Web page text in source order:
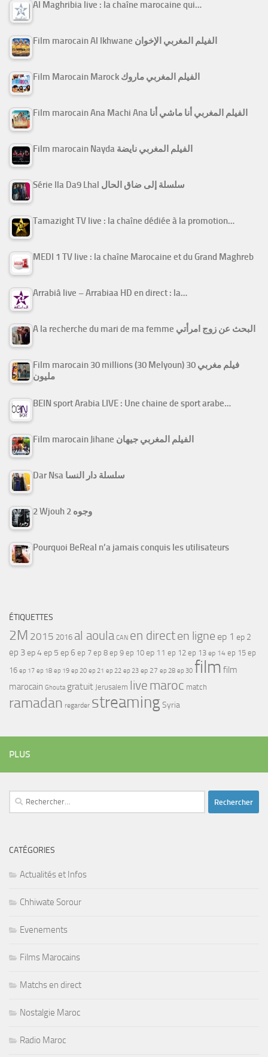
Al Maghribia live : la chaîne marocaine qui…
Film marocain Al Ikhwane الفيلم المغربي الإخوان
Film Marocain Marock الفيلم المغربي ماروك
Film marocain Ana Machi Ana الفيلم المغربي أنا ماشي أنا
Film marocain Nayda الفيلم المغربي نايضة
Série Ila Da9 Lhal سلسلة إلى ضاق الحال
Tamazight TV live : la chaîne dédiée à la promotion…
MEDI 1 TV live : la chaîne Marocaine et du Grand Maghreb
Arrabiâ live – Arrabiaa HD en direct : la…
A la recherche du mari de ma femme البحث عن زوج امرأتي
Film marocain 30 millions (30 Melyoun) فيلم مغربي 30
مليون
BEIN sport Arabia LIVE : Une chaine de sport arabe…
Film marocain Jihane الفيلم المغربي جيهان
Dar Nsa سلسلة دار النسا
2 Wjouh 2 وجوه
Pourquoi BeReal n’a jamais conquis les utilisateurs
ÉTIQUETTES
2M 2015 2016 al aoula CAN en directen ligne ep 1 ep 2
ep 3ep 4ep 5 ep 6 ep 7 ep 8 ep 9 ep 10 ep 11 ep 12 ep 13 ep 14 ep 15 ep
16 ep 17 ep 18 ep 19 ep 20 ep 21 ep 22 ep 23 ep 27 ep 28 ep 30 film film
marocain Ghouta gratuit Jerusalem live maroc match
ramadan regarder streamingSyria
PLUS
Rechercher :
CATÉGORIES
Actualités et Infos
Chhiwate Sorour
Evenements
Films Marocains
Matchs en direct
Nostalgie Maroc
Radio Maroc